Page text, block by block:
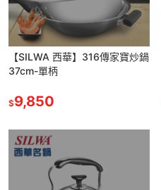
【SILWA 西華】316傳家寶炒鍋
37cm-單柄
$9,850